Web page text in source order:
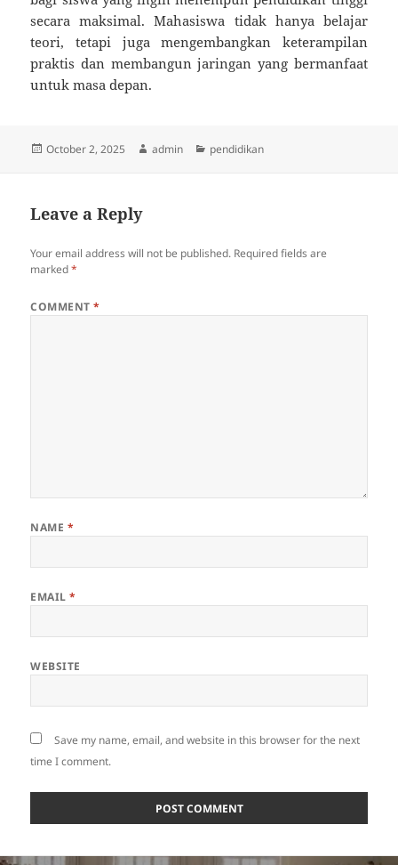
secara maksimal. Mahasiswa tidak hanya belajar
teori, tetapi juga mengembangkan keterampilan
praktis dan membangun jaringan yang bermanfaat
untuk masa depan.
Posted
October 2, 2025 Author
admin Categories
pendidikan
Leave a Reply
Your email address will not be published. Required fields are
marked*
COMMENT*
NAME *
EMAIL*
WEBSITE
Save my name, email, and website in this browser for the next
time I comment.